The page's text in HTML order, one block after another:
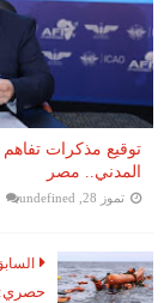
توقيع مذكرات تفاهم
المدني.. مصر
تموز 28, 2026 undefined